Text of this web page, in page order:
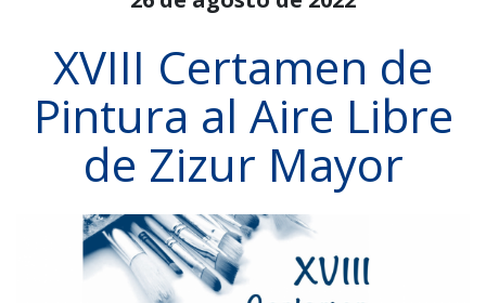
XVIII Certamen de
Pintura al Aire Libre
de Zizur Mayor